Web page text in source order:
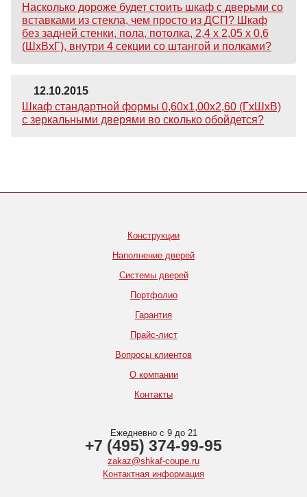
Насколько дороже будет стоить шкаф с дверьми со
вставками из стекла, чем просто из ДСП? Шкаф
без задней стенки, пола, потолка, 2,4 х 2,05 х 0,6
(ШхВхГ), внутри 4 секции со штангой и полками?
12.10.2015
Шкаф стандартной формы 0,60х1,00х2,60 (ГхШхВ)
с зеркальными дверями во сколько обойдется?
Конструкции
Наполнение дверей
Системы дверей
Портфолио
Гарантия
Прайс-лист
Вопросы клиентов
О компании
Контакты
Ежедневно с 9 до 21
+7 (495) 374-99-95
zakaz@shkaf-coupe.ru
Контактная информация